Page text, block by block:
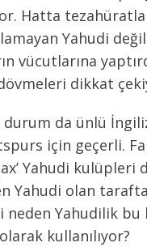
Hatta
Yahudi
vücutlarına
dövmeleri dikkat
da ünlü
için geçerli.
Yahudi kulüpleri
Yahudi olan
neden Yahudilik
kullanılıyor?